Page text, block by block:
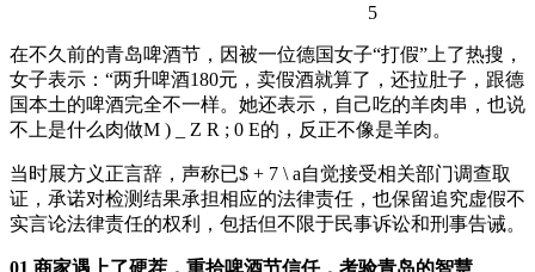
5
在不久前的青岛啤酒节，因被一位德国女子“打假”上了热搜，
女子表示：“两升啤酒180元，卖假酒就算了，还拉肚子，跟德
国本土的啤酒完全不一样。她还表示，自己吃的羊肉串，也说
不上是什么肉做M ) _ Z R ; 0 E的，反正不像是羊肉。
当时展方义正言辞，声称已$ + 7 \ a自觉接受相关部门调查取
证，承诺对检测结果承担相应的法律责任，也保留追究虚假不
实言论法律责任的权利，包括但不限于民事诉讼和刑事告诫。
01 商家遇上了硬茬，重拾啤酒节信任，考验青岛的智慧